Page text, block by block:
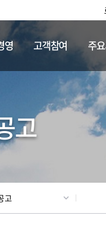
채용정보
영 고객참여 주
고
고